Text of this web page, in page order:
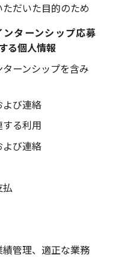
だいた目的のため
ンターンシップ応募
る個人情報
ーンシップを含み
び連絡
る利用
び連絡
管理、適正な業務